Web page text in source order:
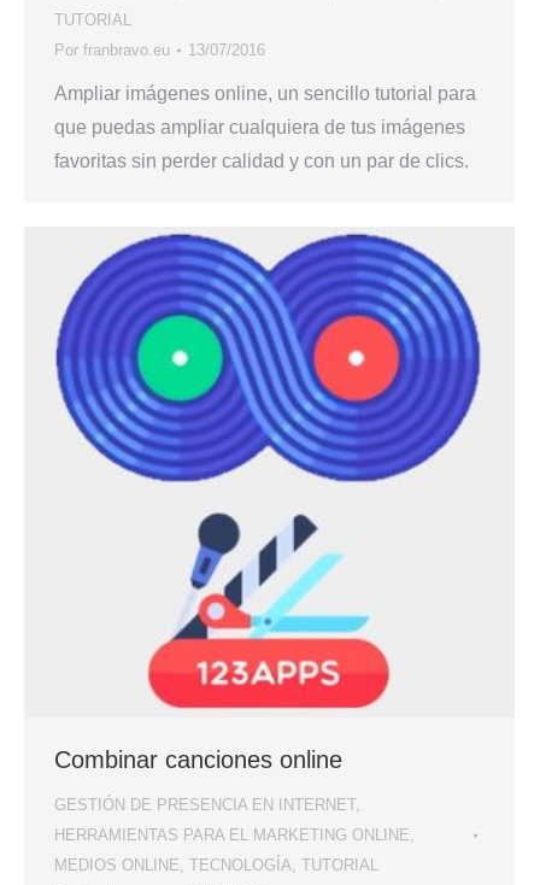
TUTORIAL
Por franbravo.eu 13/07/2016
Ampliar imágenes online, un sencillo tutorial para
que puedas ampliar cualquiera de tus imágenes
favoritas sin perder calidad y con un par de clics.
Combinar canciones online
GESTIÓN DE PRESENCIA EN INTERNET,
HERRAMIENTAS PARA EL MARKETING ONLINE,
MEDIOS ONLINE, TECNOLOGÍA, TUTORIAL